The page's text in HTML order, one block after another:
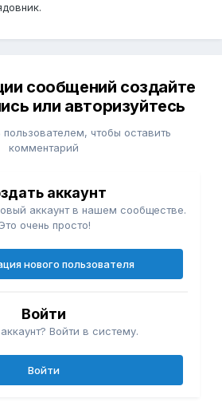
сообщений создайте
или авторизуйтесь
чтобы оставить
комментарий
аккаунт
аккаунт в нашем сообществе.
очень просто!
нового пользователя
Войти
Войти в систему.
Войти